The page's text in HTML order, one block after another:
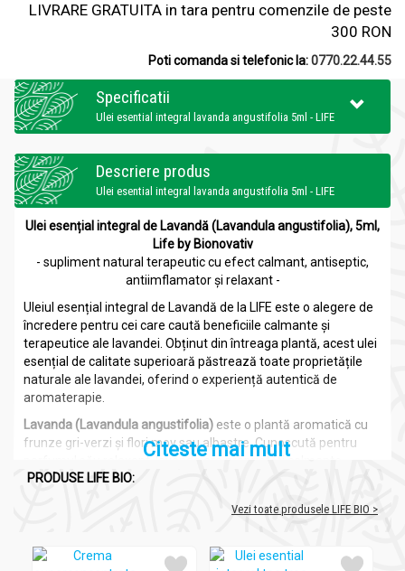
LIVRARE GRATUITA in tara pentru comenzile de peste
300 RON
Poti comanda si telefonic la:0770.22.44.55
Specificatii
Ulei esential integral lavanda angustifolia 5ml - LIFE
Descriere produs
Ulei esential integral lavanda angustifolia 5ml - LIFE
Ulei esențial integral de Lavandă (Lavandula angustifolia), 5ml,
Life by Bionovativ
- supliment natural terapeutic cu efect calmant, antiseptic,
antiimflamator și relaxant -
Uleiul esențial integral de Lavandă de la LIFE este o alegere de
încredere pentru cei care caută beneficiile calmante și
terapeutice ale lavandei. Obținut din întreaga plantă, acest ulei
esențial de calitate superioară păstrează toate proprietățile
naturale ale lavandei, oferind o experiență autentică de
aromaterapie.
Lavanda (Lavandula angustifolia) este o plantă aromatică cu
frunze gri-verzi și flori mov sau albastre. Cunoscută pentru
parfumul său relaxant, lavanda are proprietăți calmante,
antiinflamatorii și antiseptice. Uleiul esențial de lavandă este
vindecarea rănilor și îmbunătățirea somnului.
plante prin distilare cu aburi. Acesta nu conține adaosuri de
Citeste mai mult
PRODUSE LIFE BIO:
Vezi toate produsele LIFE BIO >